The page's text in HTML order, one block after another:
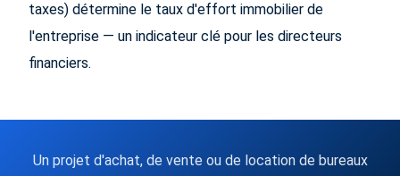
taxes) détermine le taux d'effort immobilier de
l'entreprise — un indicateur clé pour les directeurs
financiers.
Un projet d'achat, de vente ou de location de bureaux